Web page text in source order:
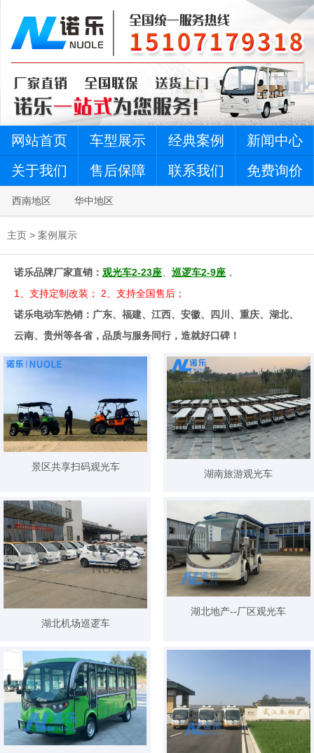
网站首页 车型展示 经典案例
新闻中心
关于我们
售后保障 联系我们 免费询价
西南地区 华中地区
主页 > 案例展示
诺乐品牌厂家直销： 观光车2-23座 巡逻车2-9座 ，
1、支持定制改装； 2、支持全国售后；
诺乐电动车热销：广东、福建、江西、安徽、四川、重庆、湖北、
云南、贵州等各省，品质与服务同行，造就好口碑！
景区共享扫码观光车
湖南旅游观光车
湖北机场巡逻车
湖北地产--厂区观光车